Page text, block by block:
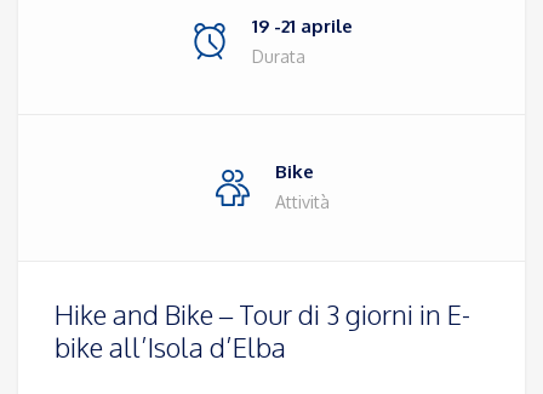
19 -21 aprile
Durata
Bike
Attività
Hike and Bike – Tour di 3 giorni in E-
bike all’Isola d’Elba